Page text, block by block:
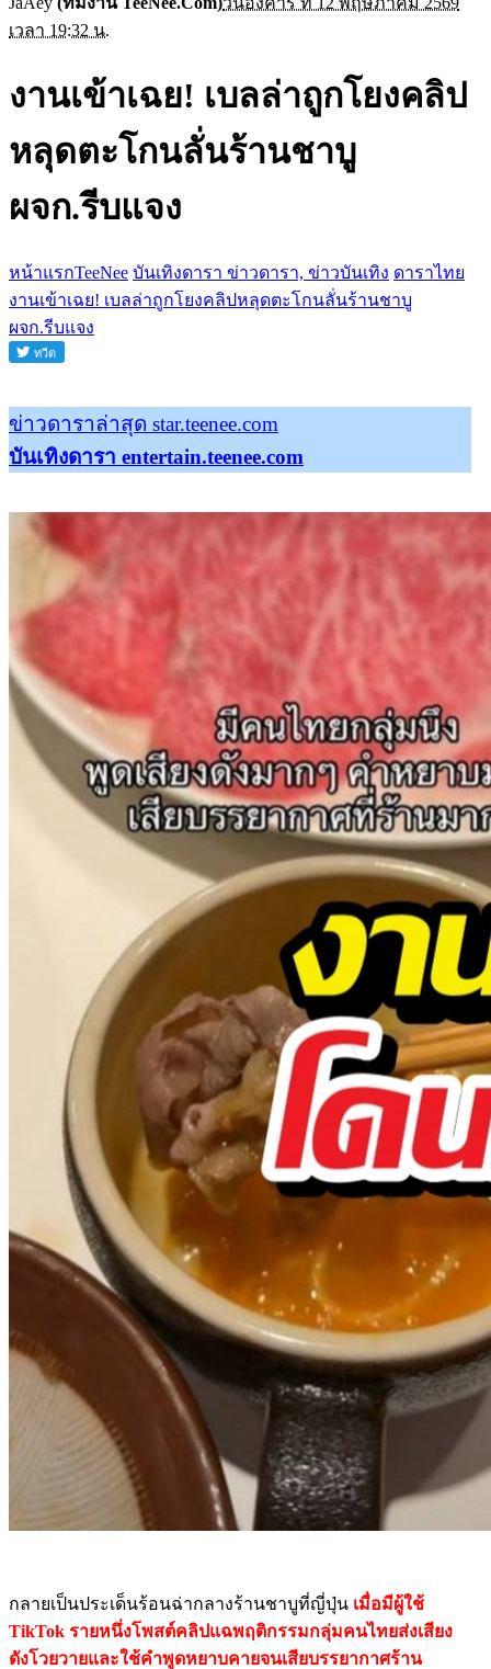
เวลา 19:32 น.
งานเข้าเฉย! เบลล่าถูกโยงคลิป
หลุดตะโกนลั่นร้านชาบู
ผจก.รีบแจง
หน้าแรกTeeNee บันเทิงดารา ข่าวดารา, ข่าวบันเทิง ดาราไทย
งานเข้าเฉย! เบลล่าถูกโยงคลิปหลุดตะโกนลั่นร้านชาบู
ผจก.รีบแจง
ข่าวดาราล่าสุด star.teenee.com
บันเทิงดารา entertain.teenee.com
กลายเป็นประเด็นร้อนฉ่ากลางร้านชาบูที่ญี่ปุ่น เมื่อมีผู้ใช้
TikTok รายหนึ่งโพสต์คลิปแฉพฤติกรรมกลุ่มคนไทยส่งเสียง
ดังโวยวายและใช้คำพูดหยาบคายจนเสียบรรยากาศร้าน